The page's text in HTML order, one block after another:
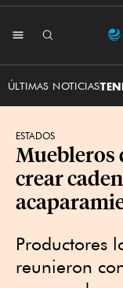
ÚLTIMAS NOTICIAS
ESTADOS
Muebleros
crear
Productores
reunieron